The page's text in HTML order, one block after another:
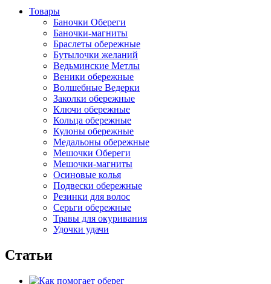
Товары
Баночки Обереги
Баночки-магниты
Браслеты обережные
Бутылочки желаний
Ведьминские Метлы
Веники обережные
Волшебные Ведерки
Заколки обережные
Ключи обережные
Кольца обережные
Кулоны обережные
Медальоны обережные
Мешочки Обереги
Мешочки-магниты
Осиновые колья
Подвески обережные
Резинки для волос
Серьги обережные
Травы для окуривания
Удочки удачи
Статьи